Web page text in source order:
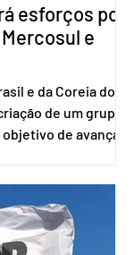
esforços por
e
e da Coreia do
de um grupo
de avançar
países
criar um grupo